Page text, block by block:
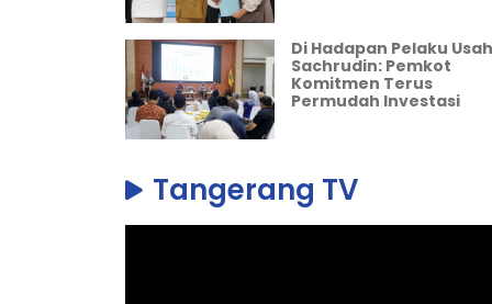
Di Hadapan Pelaku
Sachrudin: Pemkot
Komitmen Terus
Permudah Investasi
Tangerang TV